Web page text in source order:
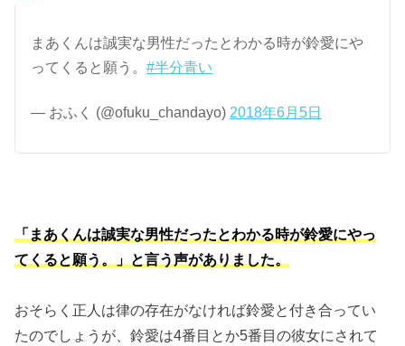
まあくんは誠実な男性だったとわかる時が鈴愛にや
ってくると願う。#半分青い
— おふく (@ofuku_chandayo) 2018年6月5日
「まあくんは誠実な男性だったとわかる時が鈴愛にやっ
てくると願う。」と言う声がありました。
おそらく正人は律の存在がなければ鈴愛と付き合ってい
たのでしょうが、鈴愛は4番目とか5番目の彼女にされて